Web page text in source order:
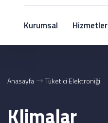
Kurumsal Hizmetler
Anasayfa Tüketici Elektroniği
Klimalar